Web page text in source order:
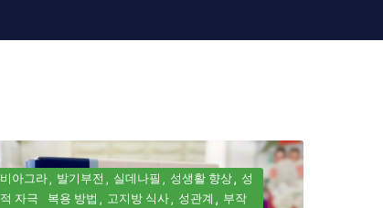
비아그라 발기부전 실데나필 성생활 향상
성
적 자극
복용 방법 고지방 식사 성관계
부작